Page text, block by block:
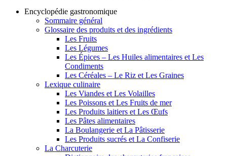
Encyclopédie gastronomique
Sommaire général
Glossaire des produits et des ingrédients
Les Fruits
Les Légumes
Les Épices – Les Huiles alimentaires et Les
Condiments
Les Céréales – Le Riz et Les Graines
Lexique culinaire
Les Viandes et Les Volailles
Les Poissons et Les Fruits de mer
Les Produits laitiers et Les Œufs
Les Pâtes alimentaires
La Boulangerie et La Pâtisserie
Les Produits sucrés et La Confiserie
La Charcuterie